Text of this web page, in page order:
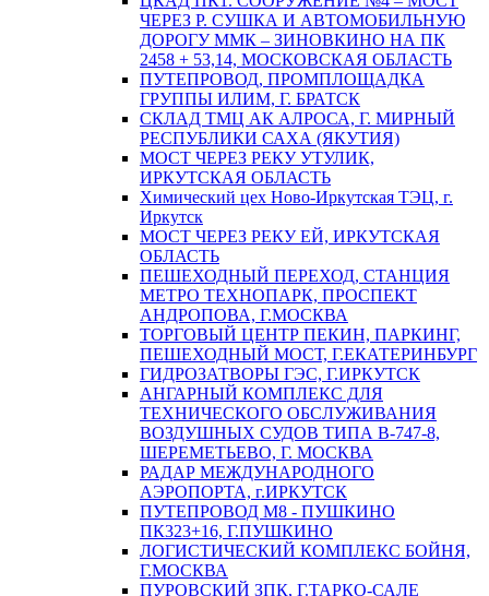
ЧЕРЕЗ Р. СУШКА И АВТОМОБИЛЬНУЮ
ДОРОГУ ММК – ЗИНОВКИНО НА ПК
2458 + 53,14, МОСКОВСКАЯ ОБЛАСТЬ
ПУТЕПРОВОД, ПРОМПЛОЩАДКА
ГРУППЫ ИЛИМ, Г. БРАТСК
СКЛАД ТМЦ АК АЛРОСА, Г. МИРНЫЙ
РЕСПУБЛИКИ САХА (ЯКУТИЯ)
МОСТ ЧЕРЕЗ РЕКУ УТУЛИК,
ИРКУТСКАЯ ОБЛАСТЬ
Химический цех Ново-Иркутская ТЭЦ, г.
Иркутск
МОСТ ЧЕРЕЗ РЕКУ ЕЙ, ИРКУТСКАЯ
ОБЛАСТЬ
ПЕШЕХОДНЫЙ ПЕРЕХОД, СТАНЦИЯ
МЕТРО ТЕХНОПАРК, ПРОСПЕКТ
АНДРОПОВА, Г.МОСКВА
ТОРГОВЫЙ ЦЕНТР ПЕКИН, ПАРКИНГ,
ПЕШЕХОДНЫЙ МОСТ, Г.ЕКАТЕРИНБУРГ
ГИДРОЗАТВОРЫ ГЭС, Г.ИРКУТСК
АНГАРНЫЙ КОМПЛЕКС ДЛЯ
ТЕХНИЧЕСКОГО ОБСЛУЖИВАНИЯ
ВОЗДУШНЫХ СУДОВ ТИПА В-747-8,
ШЕРЕМЕТЬЕВО, Г. МОСКВА
РАДАР МЕЖДУНАРОДНОГО
АЭРОПОРТА, г.ИРКУТСК
ПУТЕПРОВОД М8 - ПУШКИНО
ПК323+16, Г.ПУШКИНО
ЛОГИСТИЧЕСКИЙ КОМПЛЕКС БОЙНЯ,
Г.МОСКВА
ПУРОВСКИЙ ЗПК, Г.ТАРКО-САЛЕ